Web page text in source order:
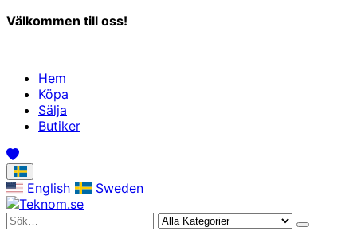
Välkommen till oss!
Hem
Köpa
Sälja
Butiker
English Sweden